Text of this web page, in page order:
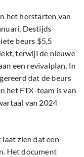
het herstarten van
Destijds
beurs $5,5
terwijl de nieuwe
een revivalplan. In
dat de beurs
het FTX-team is van
van 2024
zien dat een
Het document